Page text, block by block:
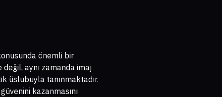
önemli bir
aynı zamanda imaj
üslubuyla tanınmaktadır.
kazanmasını